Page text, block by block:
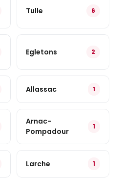
Tulle 6
Egletons 2
Allassac 1
Arnac-
Pompadour
1
Larche 1